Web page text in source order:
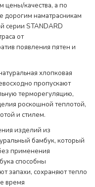
цены/качества, а по
дорогим наматрасникам
серии STANDARD
от
появления пятен и
хлопковая
пропускают
терморегуляцию,
роскошной теплотой,
и стилем.
изделий из
бамбук, который
применения
способны
запахи, сохраняют тепло
время